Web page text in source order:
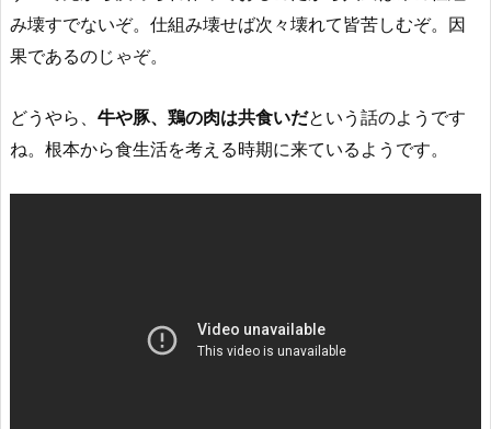
み壊すでないぞ。仕組み壊せば次々壊れて皆苦しむぞ。因
果であるのじゃぞ。
どうやら、 牛や豚、鶏の肉は共食いだという話のようです
ね。根本から食生活を考える時期に来ているようです。